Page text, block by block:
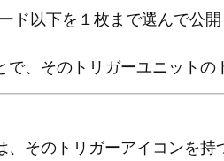
ド以下を１枚まで選んで公
で、そのトリガーユニットの
、そのトリガーアイコンを